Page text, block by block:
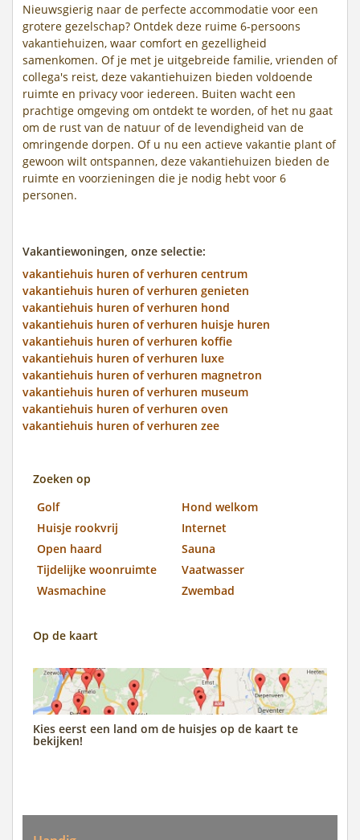
Nieuwsgierig naar de perfecte accommodatie voor een
grotere gezelschap? Ontdek deze ruime 6-persoons
vakantiehuizen, waar comfort en gezelligheid
samenkomen. Of je met je uitgebreide familie, vrienden of
collega's reist, deze vakantiehuizen bieden voldoende
ruimte en privacy voor iedereen. Buiten wacht een
prachtige omgeving om ontdekt te worden, of het nu gaat
om de rust van de natuur of de levendigheid van de
omringende dorpen. Of u nu een actieve vakantie plant of
gewoon wilt ontspannen, deze vakantiehuizen bieden de
ruimte en voorzieningen die je nodig hebt voor 6
personen.
Vakantiewoningen, onze selectie:
vakantiehuis huren of verhuren centrum
vakantiehuis huren of verhuren genieten
vakantiehuis huren of verhuren hond
vakantiehuis huren of verhuren huisje huren
vakantiehuis huren of verhuren koffie
vakantiehuis huren of verhuren luxe
vakantiehuis huren of verhuren magnetron
vakantiehuis huren of verhuren museum
vakantiehuis huren of verhuren oven
vakantiehuis huren of verhuren zee
Zoeken op
Golf
Hond welkom
Huisje rookvrij
Internet
Open haard
Sauna
Tijdelijke woonruimte
Vaatwasser
Wasmachine
Zwembad
Op de kaart
Kies eerst een land om de huisjes op de kaart te
bekijken!